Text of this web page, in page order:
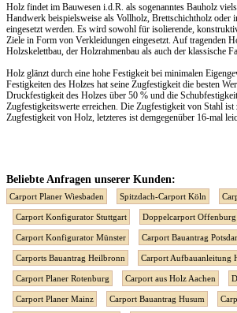
Holz findet im Bauwesen i.d.R. als sogenanntes Bauholz
Handwerk beispielsweise als Vollholz, Brettschichtholz
eingesetzt werden. Es wird sowohl für isolierende,
Ziele in Form von Verkleidungen eingesetzt. Auf tragenden
Holzskelettbau, der Holzrahmenbau als auch der klassische
Holz glänzt durch eine hohe Festigkeit bei minimalen
Festigkeiten des Holzes hat seine Zugfestigkeit die besten
Druckfestigkeit des Holzes über 50 % und die
Zugfestigkeitswerte erreichen. Die Zugfestigkeit von Stahl
Zugfestigkeit von Holz, letzteres ist demgegenüber 16-mal
Beliebte Anfragen unserer Kunden:
Carport Planer Wiesbaden Spitzdach-Carport Köln
Carport Konfigurator Stuttgart Doppelcarport Offenburg
Carport Konfigurator Münster Carport Bauantrag
Carports Bauantrag Heilbronn Carport Aufbauanleitung
Carport Planer Rotenburg Carport aus Holz Aachen
Carport Planer Mainz Carport Bauantrag Husum